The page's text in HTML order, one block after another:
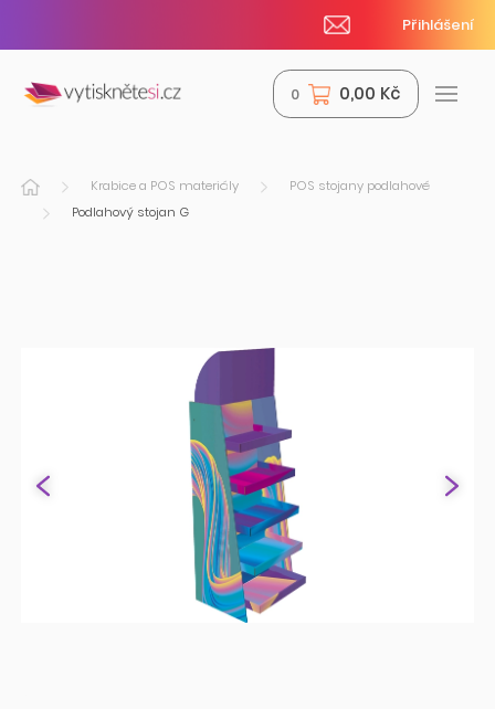
Přihlášení
0 0,00 Kč
Krabice a POS materiály
POS stojany podlahové
Podlahový stojan G